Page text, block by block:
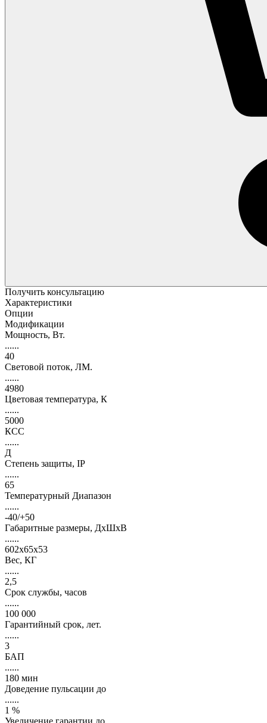
Получить консультацию
Характеристики
Опции
Модификации
Мощность, Вт.
......
40
Световой поток, ЛМ.
......
4980
Цветовая температура, К
......
5000
КСС
......
Д
Степень защиты, IP
......
65
Температурный Диапазон
......
-40/+50
Габаритные размеры, ДхШхВ
......
602х65х53
Вес, КГ
......
2,5
Срок службы, часов
......
100 000
Гарантийный срок, лет.
......
3
БАП
......
180 мин
Доведение пульсации до
......
1 %